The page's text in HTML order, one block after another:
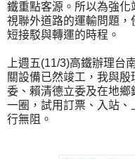
鐵重點客源。所以為強
視聯外道路的運輸問題
短接駁與轉運的時程。
上週五(11/3)高鐵辦理台
關設備已然竣工，我與
委、賴清德立委及在地鄉
一圈，試用訂票、入站
行無阻。